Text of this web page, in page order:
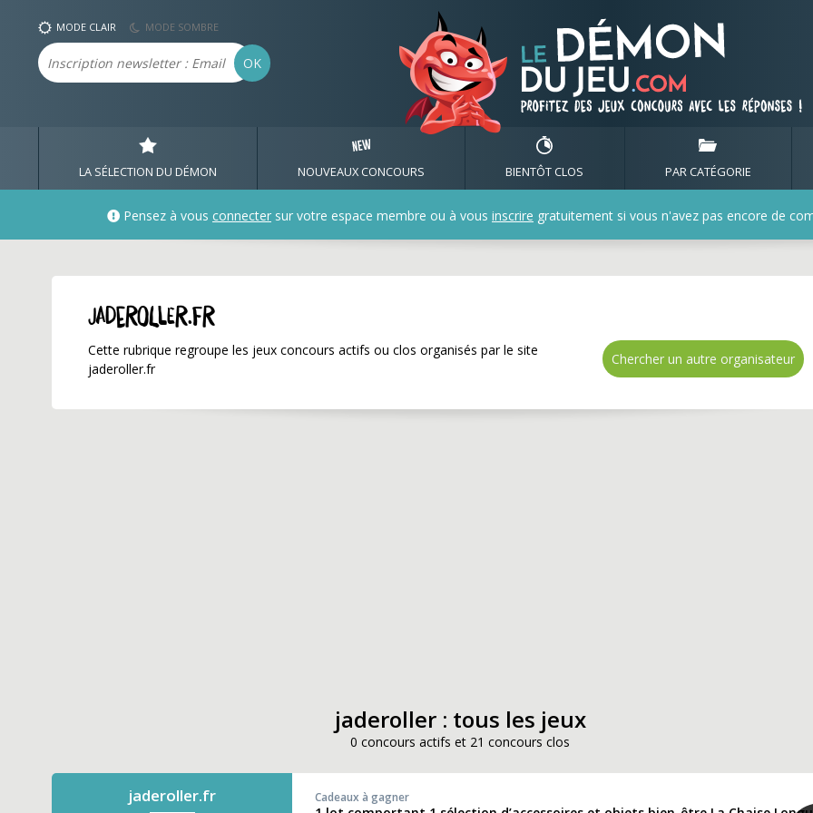
jaderoller.fr ✅ Gagnez de nombreux cadeaux
MODE CLAIR MODE SOMBRE
Email OK
LA SÉLECTION DU DÉMON NOUVEAUX CONCOURS BIENTÔT CLOS PAR CATÉGORIE
Pensez à vous connecter sur votre espace membre ou à vous inscrire gratuitement si vous n'avez pas encore de
jaderoller.fr
Cette rubrique regroupe les jeux concours actifs ou clos organisés par le site
jaderoller.fr
Chercher un autre organisateur
jaderoller : tous les jeux
0 concours actifs et 21 concours clos
jaderoller.fr Cadeaux à gagner